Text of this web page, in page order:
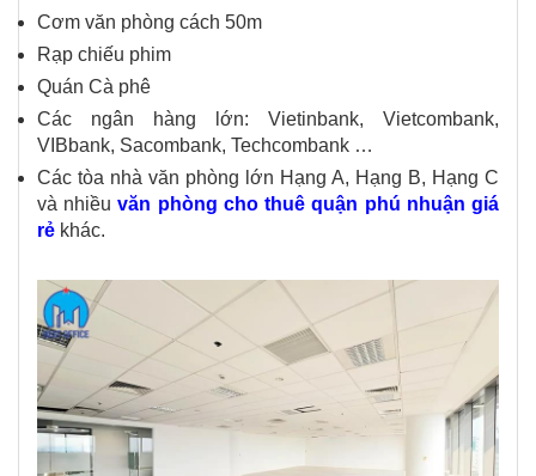
Cơm văn phòng cách 50m
Rạp chiếu phim
Quán Cà phê
Các ngân hàng lớn: Vietinbank, Vietcombank,
VIBbank, Sacombank, Techcombank …
Các tòa nhà văn phòng lớn Hạng A, Hạng B, Hạng C
và nhiềuvăn phòng cho thuê quận phú nhuận giá
rẻ khác.